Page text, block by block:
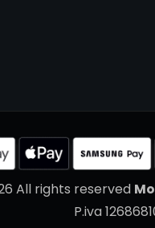
All rights reserved
P.iva